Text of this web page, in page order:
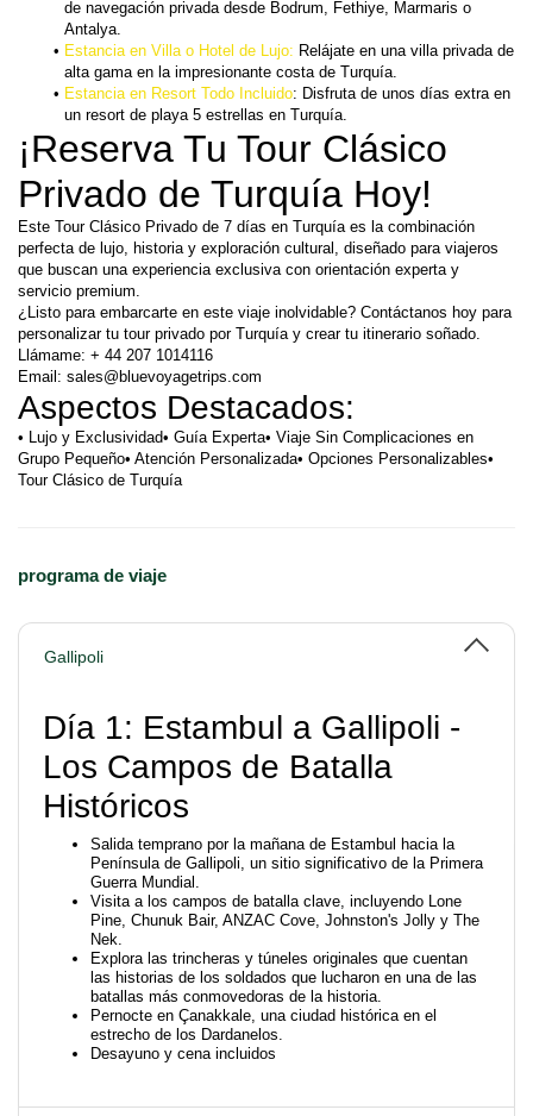
de navegación privada desde Bodrum, Fethiye, Marmaris o
Antalya.
Estancia en Villa o Hotel de Lujo: Relájate en una villa privada de
alta gama en la impresionante costa de Turquía.
Estancia en Resort Todo Incluido: Disfruta de unos días extra en
un resort de playa 5 estrellas en Turquía.
¡Reserva Tu Tour Clásico
Privado de Turquía Hoy!
Este Tour Clásico Privado de 7 días en Turquía es la combinación
perfecta de lujo, historia y exploración cultural, diseñado para viajeros
que buscan una experiencia exclusiva con orientación experta y
servicio premium.
¿Listo para embarcarte en este viaje inolvidable? Contáctanos hoy para
personalizar tu tour privado por Turquía y crear tu itinerario soñado.
Llámame: + 44 207 1014116
Email: sales@bluevoyagetrips.com
Aspectos Destacados:
• Lujo y Exclusividad• Guía Experta• Viaje Sin Complicaciones en
Grupo Pequeño• Atención Personalizada• Opciones Personalizables•
Tour Clásico de Turquía
programa de viaje
Gallipoli
Día 1: Estambul a Gallipoli -
Los Campos de Batalla
Históricos
Salida temprano por la mañana de Estambul hacia la
Península de Gallipoli, un sitio significativo de la Primera
Guerra Mundial.
Visita a los campos de batalla clave, incluyendo Lone
Pine, Chunuk Bair, ANZAC Cove, Johnston's Jolly y The
Nek.
Explora las trincheras y túneles originales que cuentan
las historias de los soldados que lucharon en una de las
batallas más conmovedoras de la historia.
Pernocte en Çanakkale, una ciudad histórica en el
estrecho de los Dardanelos.
Desayuno y cena incluidos